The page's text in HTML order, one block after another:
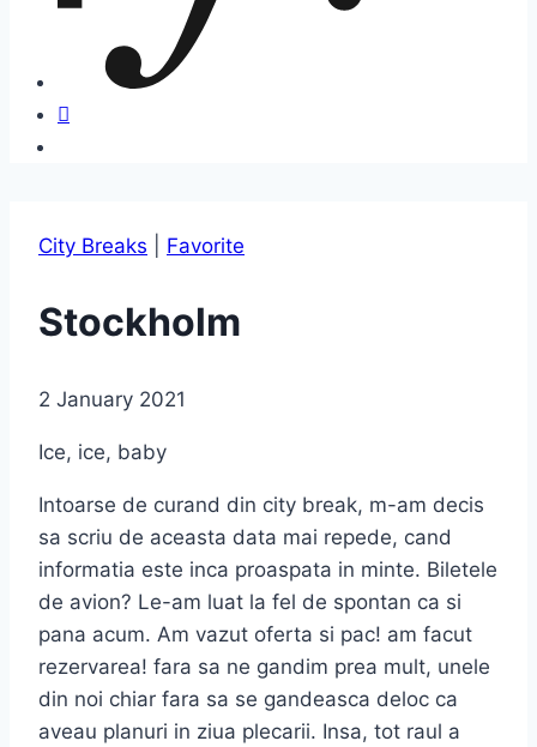
City Breaks Favorite
Stockholm
2 January 2021
Ice, ice, baby
Intoarse de curand din city break, m-am decis
sa scriu de aceasta data mai repede, cand
informatia este inca proaspata in minte. Biletele
de avion? Le-am luat la fel de spontan ca si
pana acum. Am vazut oferta si pac! am facut
rezervarea! fara sa ne gandim prea mult, unele
din noi chiar fara sa se gandeasca deloc ca
aveau planuri in ziua plecarii. Insa, tot raul a